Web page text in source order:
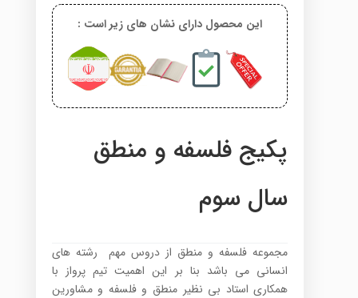
این محصول دارای نشان های زیر است :
پکیج فلسفه و منطق
سال سوم
مجموعه فلسفه و منطق از دروس مهم رشته های
انسانی می باشد بنا بر این اهمیت تیم پرواز با
همکاری استاد بی نظیر منطق و فلسفه و مشاورین